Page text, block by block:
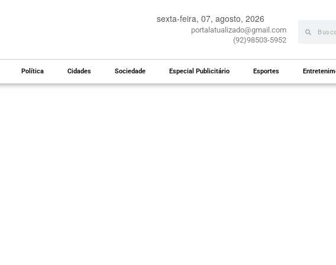
sexta-feira, 07, agosto, 2026
portalatualizado@gmail.com
(92)98503-5952
Política Cidades Sociedade Especial Publicitário Esportes